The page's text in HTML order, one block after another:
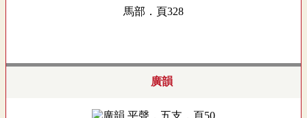
馬部．頁328
廣韻